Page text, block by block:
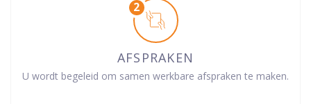
AFSPRAKEN
U wordt begeleid om samen werkbare afspraken te maken.